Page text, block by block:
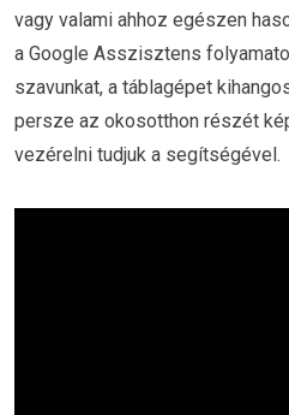
vagy valami ahhoz egészen
a Google Asszisztens
szavunkat, a táblagépet
persze az okosotthon részét
vezérelni tudjuk a segítségével.